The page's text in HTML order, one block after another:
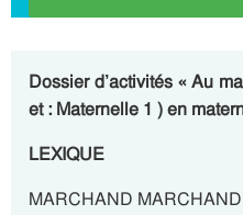
Dossier d’activités « Au
et : Maternelle 1 ) en
LEXIQUE
MARCHAND